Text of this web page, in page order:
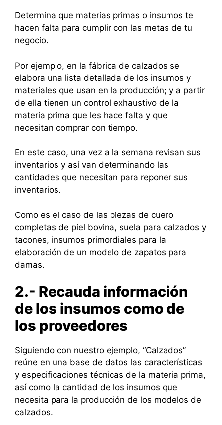
Determina que materias primas o insumos te
hacen falta para cumplir con las metas de tu
negocio.
Por ejemplo, en la fábrica de calzados se
elabora una lista detallada de los insumos y
materiales que usan en la producción; y a partir
de ella tienen un control exhaustivo de la
materia prima que les hace falta y que
necesitan comprar con tiempo.
En este caso, una vez a la semana revisan sus
inventarios y así van determinando las
cantidades que necesitan para reponer sus
inventarios.
Como es el caso de las piezas de cuero
completas de piel bovina, suela para calzados y
tacones, insumos primordiales para la
elaboración de un modelo de zapatos para
damas.
2.- Recauda información
de los insumos como de
los proveedores
Siguiendo con nuestro ejemplo, “Calzados”
reúne en una base de datos las características
y especificaciones técnicas de la materia prima,
así como la cantidad de los insumos que
necesita para la producción de los modelos de
calzados.